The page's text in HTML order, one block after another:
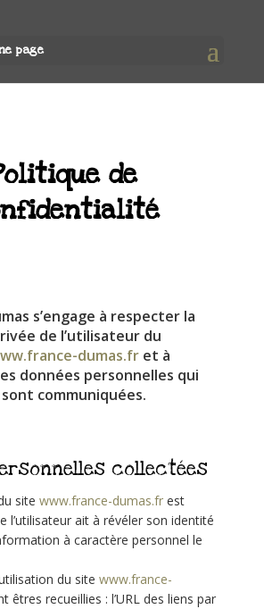
page
de
s’engage à respecter la
de l’utilisateur du
dumas.fret à
données personnelles qui
communiquées.
collectées
site www.france-dumas.fr est
l’utilisateur ait à révéler son identité
à caractère personnel le
du site www.france-
êtres recueillies : l’URL des liens par